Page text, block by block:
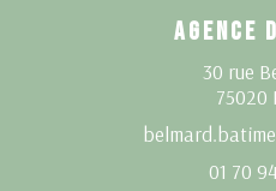
AGENCE
30 rue
75020
01 70